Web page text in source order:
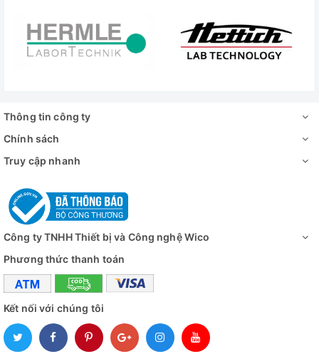
Thông tin công ty
Chính sách
Truy cập nhanh
Công ty TNHH Thiết bị và Công nghệ Wico
Phương thức thanh toán
Kết nối với chúng tôi